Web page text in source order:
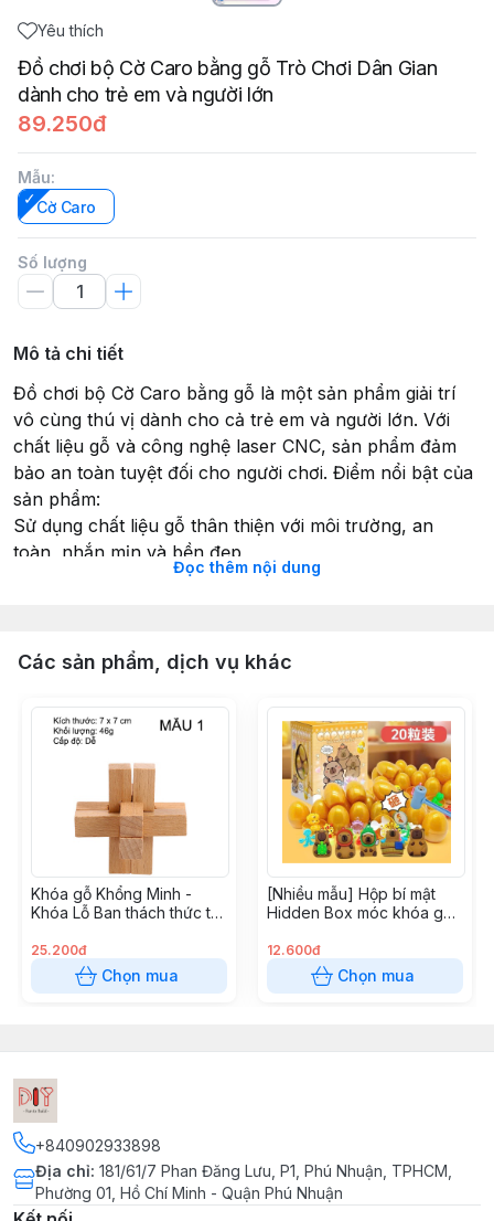
Yêu thích
Đồ chơi bộ Cờ Caro bằng gỗ Trò Chơi Dân Gian
dành cho trẻ em và người lớn
89.250đ
Mẫu:
Cờ Caro
Số lượng
Mô tả chi tiết
Đồ chơi bộ Cờ Caro bằng gỗ là một sản phẩm giải trí
vô cùng thú vị dành cho cả trẻ em và người lớn. Với
chất liệu gỗ và công nghệ laser CNC, sản phẩm đảm
bảo an toàn tuyệt đối cho người chơi. Điểm nổi bật của
sản phẩm:
Sử dụng chất liệu gỗ thân thiện với môi trường, an
toàn, nhắn mịn và bền đẹp
Công nghệ laser CNC tiên tiến
X, O mỗi loại gồm 60 quân
duy logic mà còn là hoạt động thú vị để rèn luyện kỹ
năng chiến thuật.
Lưu ý: Do màn hình ánh sáng khác nhau nên có thể
màu sắc sẽ sai lệch một chút khi nhận, mong bạn
thông cảm.
-----------------------------
Shop DIY.vn - Chuyên đồ chơi DIY từ mọi chất liệu
(Giấy – Gỗ – Inox - Chỉ Đinh – Thạch cao)
#CubicFun #Cubic_Fun #MôHìnhGiấy #MôHìnhGiấy3D
#ĐồChơi3D #ĐồChơiGỗ #ĐồChơiGiáoDục
#Puzzle2D #QuàLưuNiệm #QuàTặngSángTạo
#StarKids #RoboTime #TiaSáng #HộpÂmNhạc
#ĐồChơiKhoaHọc #StemToys #TrangTríGiángSinh
#Noel #GiángSinh #GỗNhỏĐọcSách #TranhDán
#TranhCát #TranhChỉĐinh #StringArt #SápNặn
#ĐấtNặn #SáchNamChâm #ĐènTrungThu
#ĐènLồngTrungThu #BútMàuAcrylic #BusyBoard
Đọc thêm nội dung
Các sản phẩm, dịch vụ khác
Khóa gỗ Khổng Minh -
Khóa Lỗ Ban thách thức trí
25.200đ
Chọn mua
[Nhiều mẫu] Hộp bí mật
Hidden Box móc khóa gấu
capybara kitty Labubu
12.600đ
Chọn mua
+840902933898
Địa chỉ: 181/61/7 Phan Đăng Lưu, P1, Phú Nhuận, TPHCM,
Phường 01, Hồ Chí Minh - Quận Phú Nhuận